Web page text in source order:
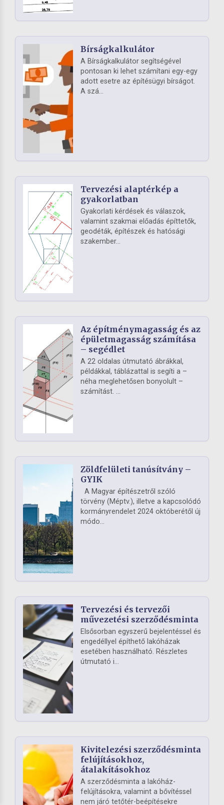
Bírságkalkulátor
A Bírságkalkulátor segítségével
pontosan ki lehet számítani egy-egy
adott esetre az építésügyi bírságot.
A szá...
Tervezési alaptérkép a
gyakorlatban
Gyakorlati kérdések és válaszok,
valamint szakmai előadás építtetők,
geodéták, építészek és hatósági
szakember...
Az építménymagasság és az
épületmagasság számítása
– segédlet
A 22 oldalas útmutató ábrákkal,
példákkal, táblázattal is segíti a –
néha meglehetősen bonyolult –
számítást. ...
Zöldfelületi tanúsítvány –
GYIK
A Magyar építészetről szóló
törvény (Méptv.), illetve a kapcsolódó
kormányrendelet 2024 októberétől új
módo...
Tervezési és tervezői
művezetési szerződésminta
Elsősorban egyszerű bejelentéssel és
engedéllyel építhető lakóházak
esetében használható. Részletes
útmutató i...
Kivitelezési szerződésminta
felújításokhoz,
átalakításokhoz
A szerződésminta a lakóház-
felújításokra, valamint a bővítéssel
nem járó tetőtér-beépítésekre